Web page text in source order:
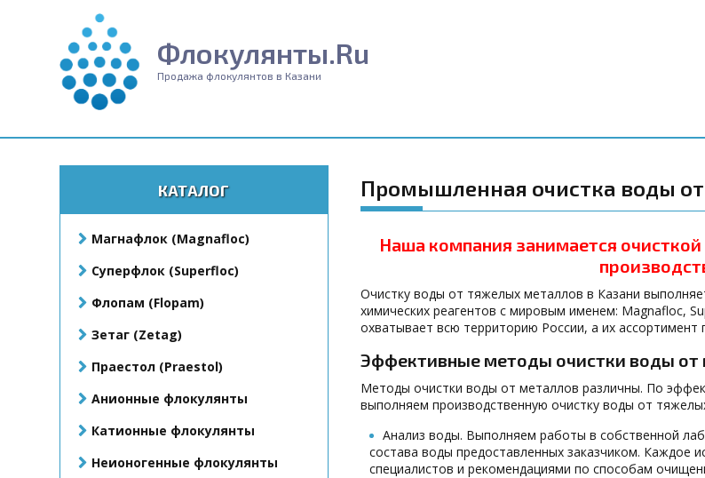
Флокулянты.Ru
Продажа флокулянтов в Казани
КАТАЛОГ
Магнафлок (Magnafloc)
Суперфлок (Superfloc)
Флопам (Flopam)
Зетаг (Zetag)
Праестол (Praestol)
Анионные флокулянты
Катионные флокулянты
Неионогенные флокулянты
Промышленная очистка воды
Наша компания занимается
Очистку воды от тяжелых металлов в Казани
химических реагентов с мировым именем: Magnafloc,
охватывает всю территорию России, а их
Эффективные методы очистки воды от
Методы очистки воды от металлов различны. По
выполняем производственную очистку воды от
Анализ воды. Выполняем работы в собственной
состава воды предоставленных заказчиком. Каждое
специалистов и рекомендациями по способам